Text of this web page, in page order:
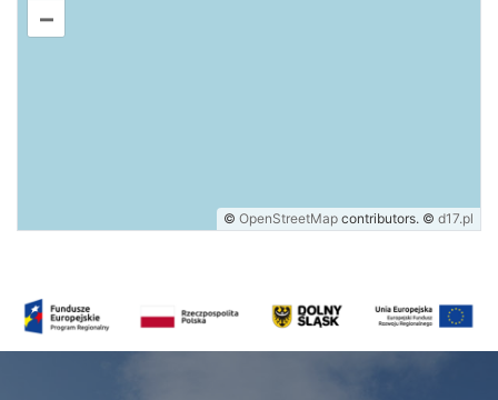
–
© OpenStreetMap contributors. © d17.pl